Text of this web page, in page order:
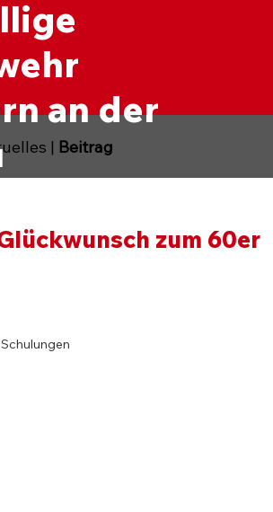
an der
zum 60er
| Beitrag